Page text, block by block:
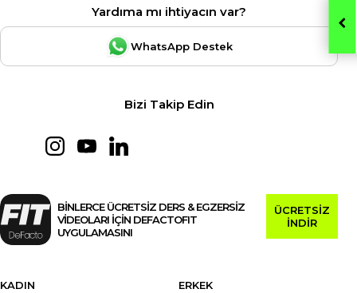
Yardıma mı ihtiyacın var?
WhatsApp Destek
Bizi Takip Edin
BİNLERCE ÜCRETSİZ DERS & EGZERSİZ
VİDEOLARI İÇİN DEFACTOFIT
UYGULAMASINI
ÜCRETSİZ
İNDİR
KADIN
ERKEK